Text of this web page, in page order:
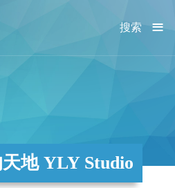
≡
搜索
地 YLY Studio